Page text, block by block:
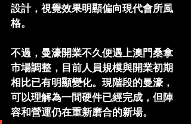
設計，視覺效果明顯偏向現代會所風
格。
不過，曼濠開業不久便遇上澳門桑拿
市場調整，目前人員規模與開業初期
相比已有明顯變化。現階段的曼濠，
可以理解為一間硬件已經完成，但陣
容和營運仍在重新磨合的新場。